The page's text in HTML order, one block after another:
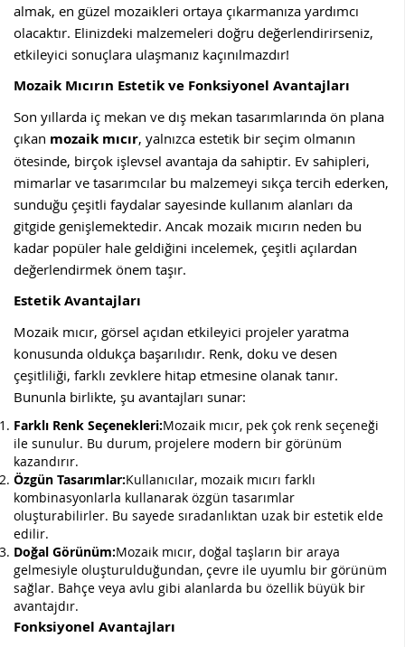
almak, en güzel mozaikleri ortaya çıkarmanıza yardımcı
olacaktır. Elinizdeki malzemeleri doğru değerlendirirseniz,
etkileyici sonuçlara ulaşmanız kaçınılmazdır!
Mozaik Mıcırın Estetik ve Fonksiyonel Avantajları
Son yıllarda iç mekan ve dış mekan tasarımlarında ön plana
çıkan mozaik mıcır, yalnızca estetik bir seçim olmanın
ötesinde, birçok işlevsel avantaja da sahiptir. Ev sahipleri,
mimarlar ve tasarımcılar bu malzemeyi sıkça tercih ederken,
sunduğu çeşitli faydalar sayesinde kullanım alanları da
gitgide genişlemektedir. Ancak mozaik mıcırın neden bu
kadar popüler hale geldiğini incelemek, çeşitli açılardan
değerlendirmek önem taşır.
Estetik Avantajları
Mozaik mıcır, görsel açıdan etkileyici projeler yaratma
konusunda oldukça başarılıdır. Renk, doku ve desen
çeşitliliği, farklı zevklere hitap etmesine olanak tanır.
Bununla birlikte, şu avantajları sunar:
Farklı Renk Seçenekleri:Mozaik mıcır, pek çok renk seçeneği
ile sunulur. Bu durum, projelere modern bir görünüm
kazandırır.
Özgün Tasarımlar:Kullanıcılar, mozaik mıcırı farklı
kombinasyonlarla kullanarak özgün tasarımlar
oluşturabilirler. Bu sayede sıradanlıktan uzak bir estetik elde
edilir.
Doğal Görünüm:Mozaik mıcır, doğal taşların bir araya
gelmesiyle oluşturulduğundan, çevre ile uyumlu bir görünüm
sağlar. Bahçe veya avlu gibi alanlarda bu özellik büyük bir
avantajdır.
Fonksiyonel Avantajları